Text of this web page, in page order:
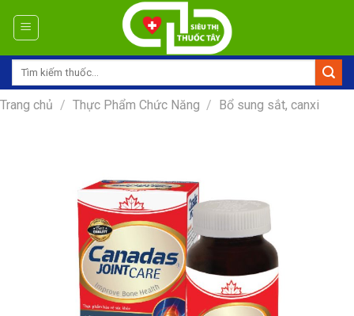
Tìm
Trang chủ / Thực Phẩm Chức Năng / Bổ sung sắt, canxi